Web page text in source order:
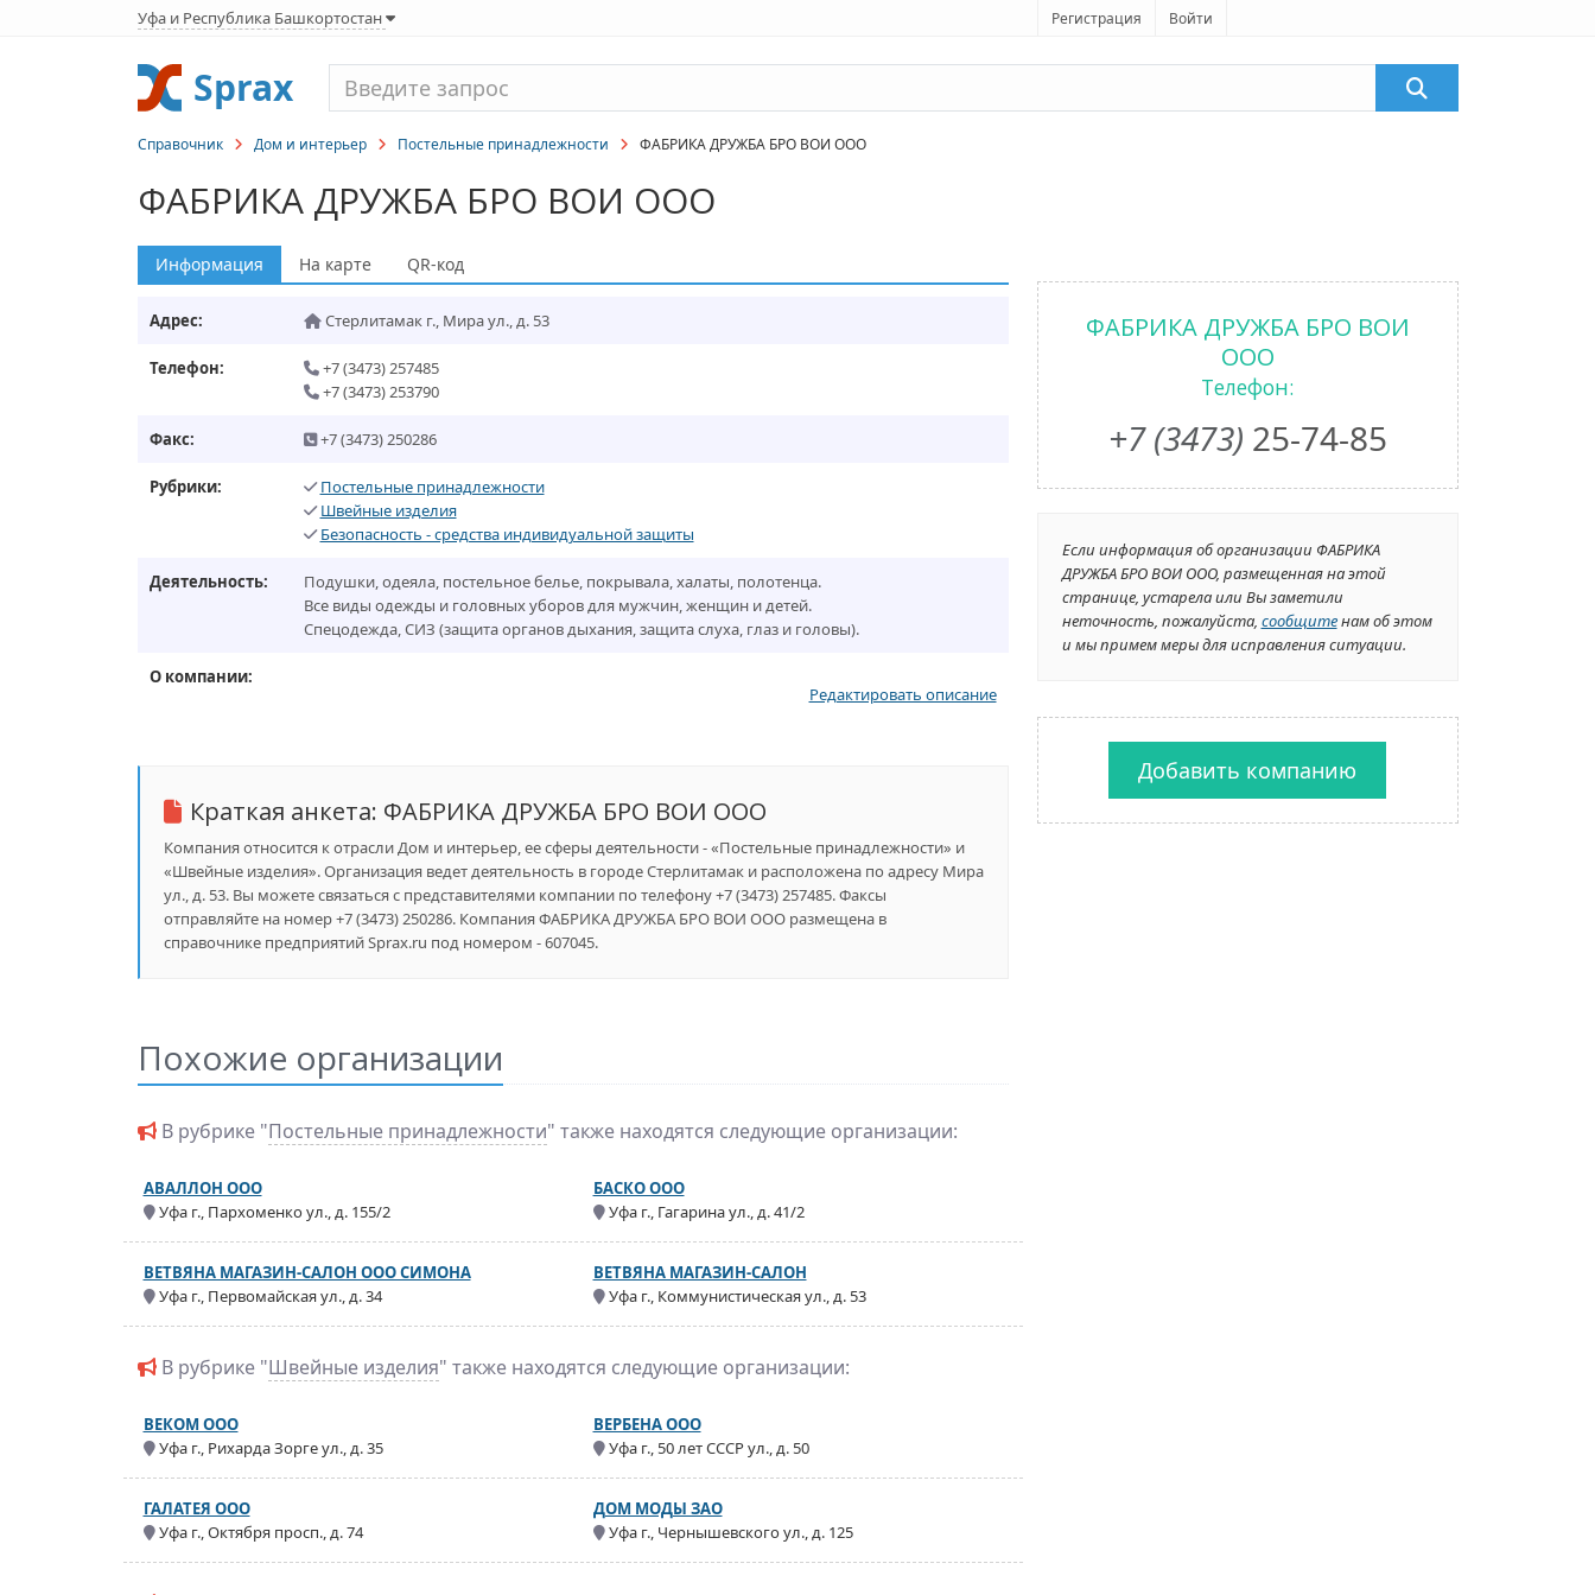
Уфа и Республика Башкортостан Регистрация Войти
Sprax
Справочник Дом и интерьер Постельные принадлежности ФАБРИКА ДРУЖБА БРО ВОИ ООО
ФАБРИКА ДРУЖБА БРО ВОИ ООО
Информация На карте QR-код
Адрес: Стерлитамак г., Мира ул., д. 53
Телефон:
+7 (3473) 257485
+7 (3473) 253790
Факс: +7 (3473) 250286
Рубрики:
Постельные принадлежности
Швейные изделия
Безопасность - средства индивидуальной защиты
Деятельность:
Подушки, одеяла, постельное белье, покрывала, халаты, полотенца.
Все виды одежды и головных уборов для мужчин, женщин и детей.
Спецодежда, СИЗ (защита органов дыхания, защита слуха, глаз и головы).
О компании:
Редактировать описание
Краткая анкета: ФАБРИКА ДРУЖБА БРО ВОИ ООО
Компания относится к отрасли Дом и интерьер, ее сферы деятельности - «Постельные принадлежности» и
«Швейные изделия». Организация ведет деятельность в городе Стерлитамак и расположена по адресу Мира
ул., д. 53. Вы можете связаться с представителями компании по телефону +7 (3473) 257485. Факсы
отправляйте на номер +7 (3473) 250286. Компания ФАБРИКА ДРУЖБА БРО ВОИ ООО размещена в
справочнике предприятий Sprax.ru под номером - 607045.
Похожие организации
В рубрике "Постельные принадлежности" также находятся следующие организации:
АВАЛЛОН ООО
Уфа г., Пархоменко ул., д. 155/2
БАСКО ООО
Уфа г., Гагарина ул., д. 41/2
ВЕТВЯНА МАГАЗИН-САЛОН ООО СИМОНА
Уфа г., Первомайская ул., д. 34
ВЕТВЯНА МАГАЗИН-САЛОН
Уфа г., Коммунистическая ул., д. 53
В рубрике "Швейные изделия" также находятся следующие организации:
ВЕКОМ ООО
Уфа г., Рихарда Зорге ул., д. 35
ВЕРБЕНА ООО
Уфа г., 50 лет СССР ул., д. 50
ГАЛАТЕЯ ООО
Уфа г., Октября просп., д. 74
ДОМ МОДЫ ЗАО
Уфа г., Чернышевского ул., д. 125
ФАБРИКА ДРУЖБА БРО ВОИ
ООО
Телефон:
+7 (3473) 25-74-85
Если информация об организации ФАБРИКА
ДРУЖБА БРО ВОИ ООО, размещенная на этой
странице, устарела или Вы заметили
неточность, пожалуйста, сообщитенам об этом
и мы примем меры для исправления ситуации.
Добавить компанию